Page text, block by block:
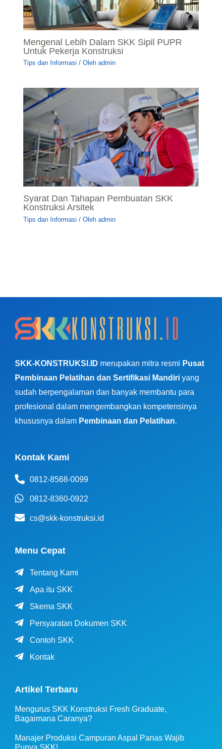
Mengenal Lebih Dalam SKK Sipil PUPR
Untuk Pekerja Konstruksi
Tips dan Informasi / Olehadmin
Syarat Dan Tahapan Pembuatan SKK
Konstruksi Arsitek
Tips dan Informasi / Olehadmin
SKK-KONSTRUKSI.ID merupakan mitra resmi Pusat
Pembinaan Pelatihan dan Sertifikasi Mandiri yang
sudah berpengalaman dan banyak membantu para
profesional dalam mengembangkan kompetensinya
khususnya dalam Pembinaan dan Pelatihan.
Kontak Kami
0812-8568-0099
0812-8360-0922
cs@skk-konstruksi.id
Menu Cepat
Tentang Kami
Apa itu SKK
Skema SKK
Persyaratan Dokumen SKK
Contoh SKK
Kontak
Artikel Terbaru
Mengurus SKK Konstruksi Fresh Graduate,
Bagaimana Caranya?
Manajer Produksi Campuran Aspal Panas Wajib
Punya SKK!